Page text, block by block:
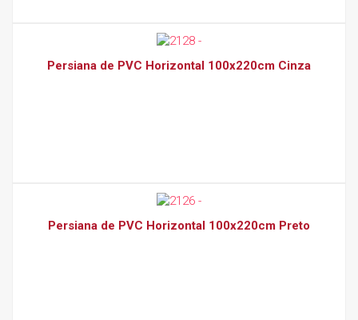
Persiana de PVC Horizontal 100x220cm Cinza
Persiana de PVC Horizontal 100x220cm Preto